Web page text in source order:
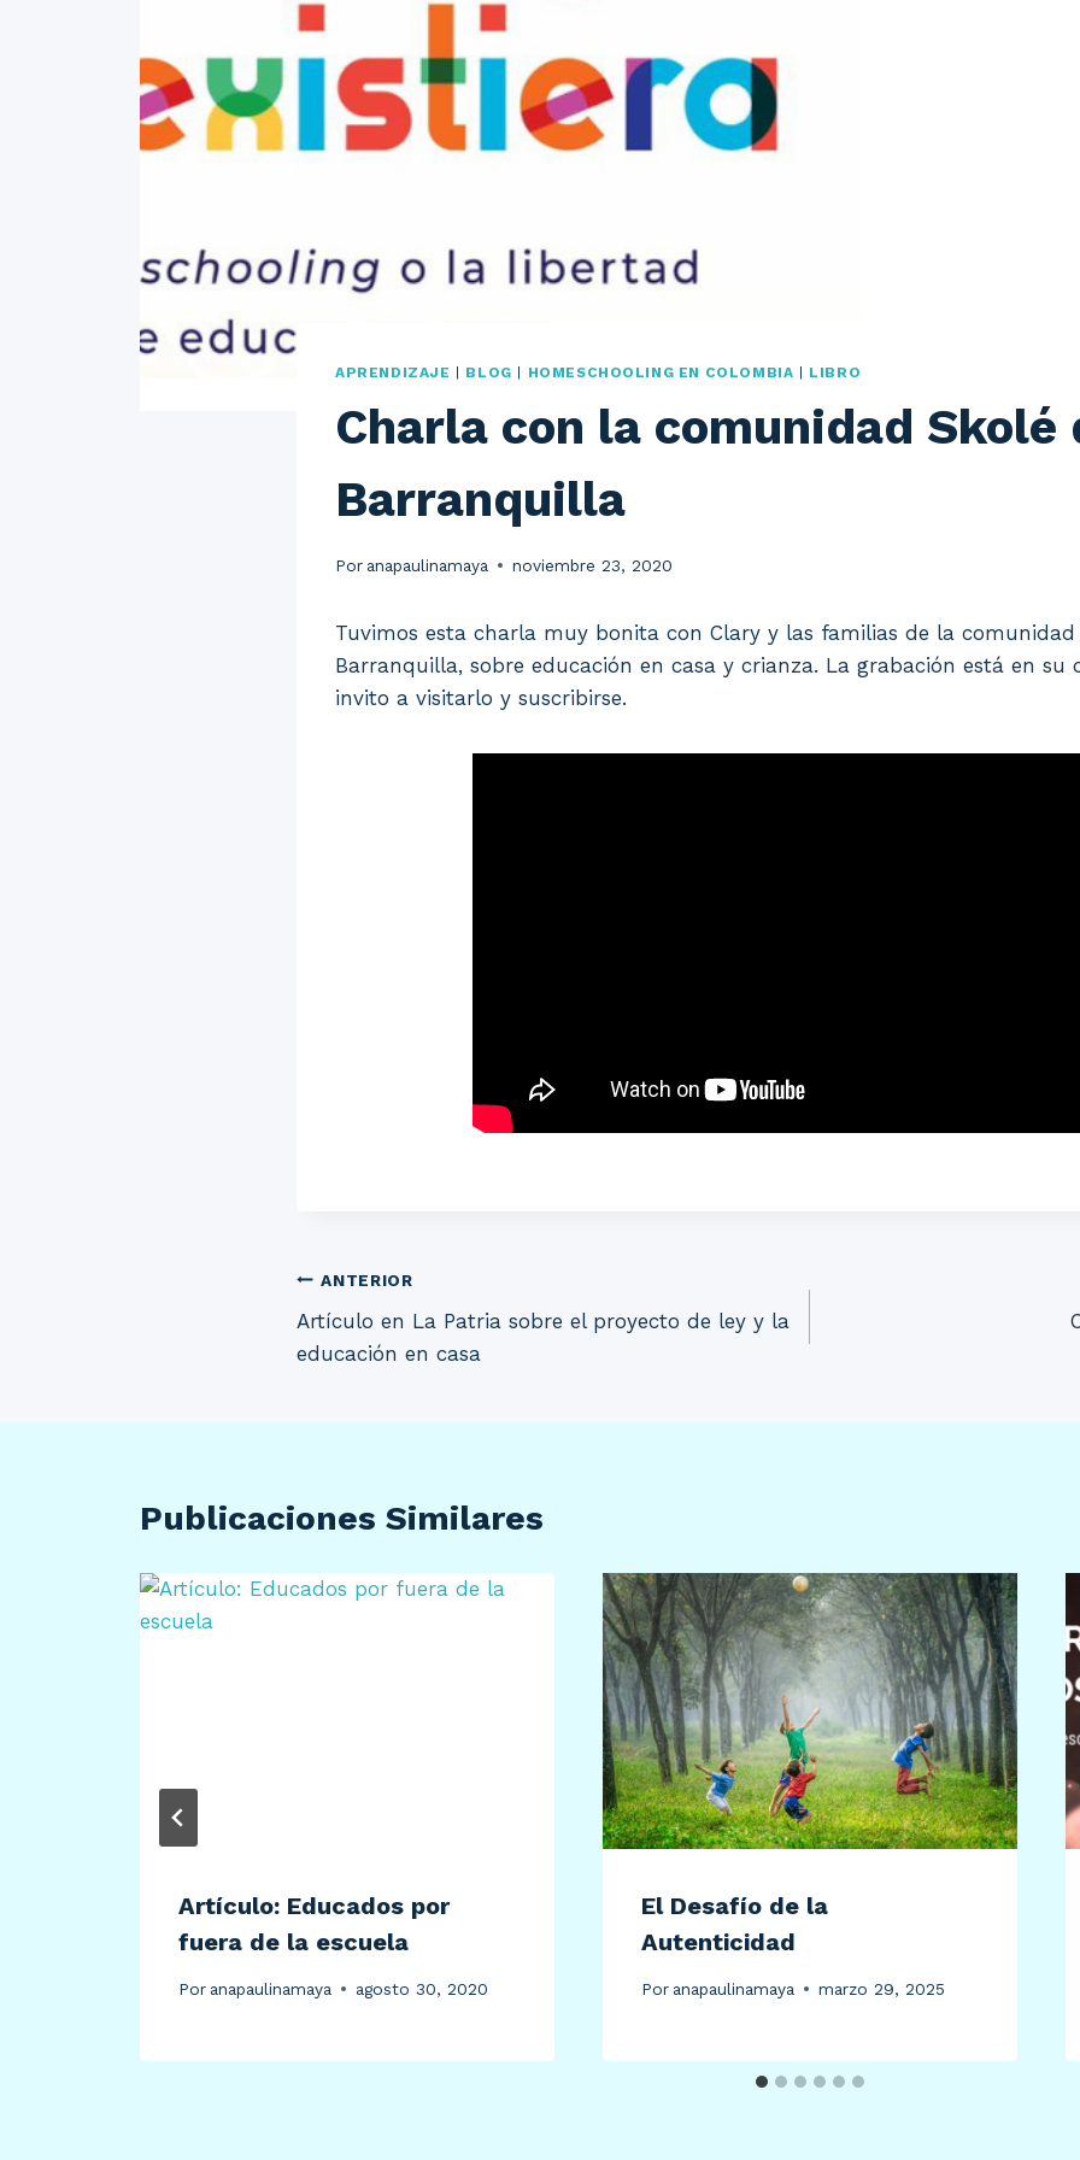
APRENDIZAJE BLOG HOMESCHOOLING EN COLOMBIA LIBRO
Charla con la comunidad Skolé
Barranquilla
Por anapaulinamaya noviembre 23, 2020
Tuvimos esta charla muy bonita con Clary y las familias de la comunidad
Barranquilla, sobre educación en casa y crianza. La grabación está en su
invito a visitarlo y suscribirse.
Navegación
de
ANTERIOR
Artículo en La Patria sobre el proyecto de ley y la
educación en casa
Publicaciones Similares
Artículo: Educados por
fuera de la escuela
Por anapaulinamaya agosto 30, 2020
El Desafío de la
Autenticidad
Por anapaulinamaya marzo 29, 2025